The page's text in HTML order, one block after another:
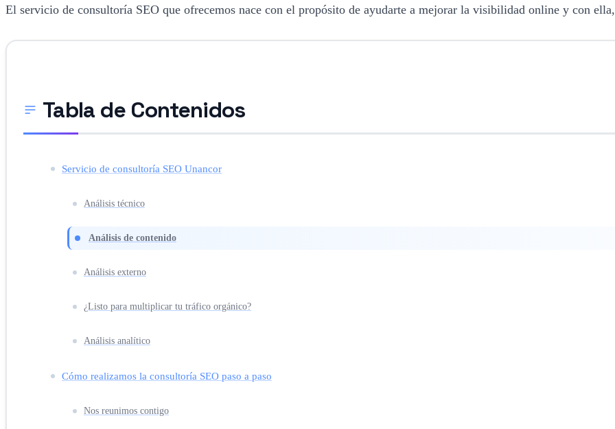
El servicio de consultoría SEO que ofrecemos nace con el propósito de ayudarte a mejorar la visibilidad online y con
Tabla de Contenidos
Servicio de consultoría SEO Unancor
Análisis técnico
Análisis de contenido
Análisis externo
¿Listo para multiplicar tu tráfico orgánico?
Análisis analítico
Cómo realizamos la consultoría SEO paso a paso
Nos reunimos contigo